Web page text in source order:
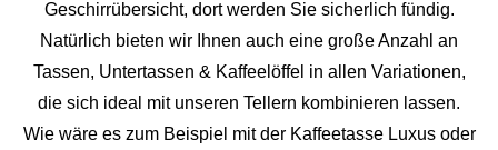
Geschirrübersicht, dort werden Sie sicherlich fündig.
Natürlich bieten wir Ihnen auch eine große Anzahl an
Tassen, Untertassen & Kaffeelöffel in allen Variationen,
die sich ideal mit unseren Tellern kombinieren lassen.
Wie wäre es zum Beispiel mit der Kaffeetasse Luxus oder